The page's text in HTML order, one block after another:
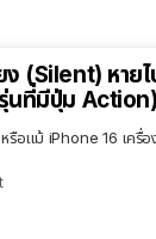
(Silent) หายไ
นที่มีปุ่ม Action)
รือแม้ iPhone 16 เครื่